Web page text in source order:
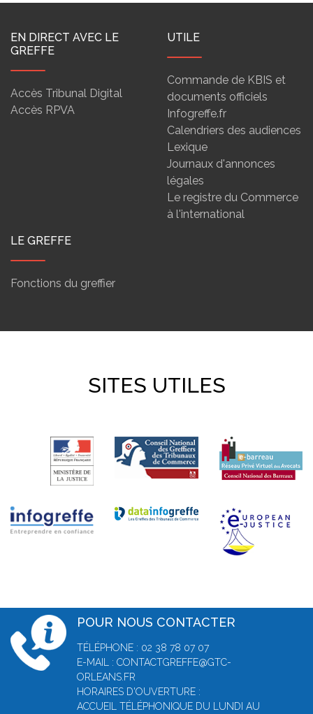
EN DIRECT AVEC LE
GREFFE
Accès Tribunal Digital
Accès RPVA
UTILE
Commande de KBIS et
documents officiels
Infogreffe.fr
Calendriers des audiences
Lexique
Journaux d'annonces
légales
Le registre du Commerce
à l'international
LE GREFFE
Fonctions du greffier
SITES UTILES
POUR NOUS CONTACTER
TÉLÉPHONE : 02 38 78 07 07
E-MAIL : CONTACTGREFFE@GTC-
ORLEANS.FR
HORAIRES D'OUVERTURE :
ACCUEIL TÉLÉPHONIQUE DU LUNDI AU